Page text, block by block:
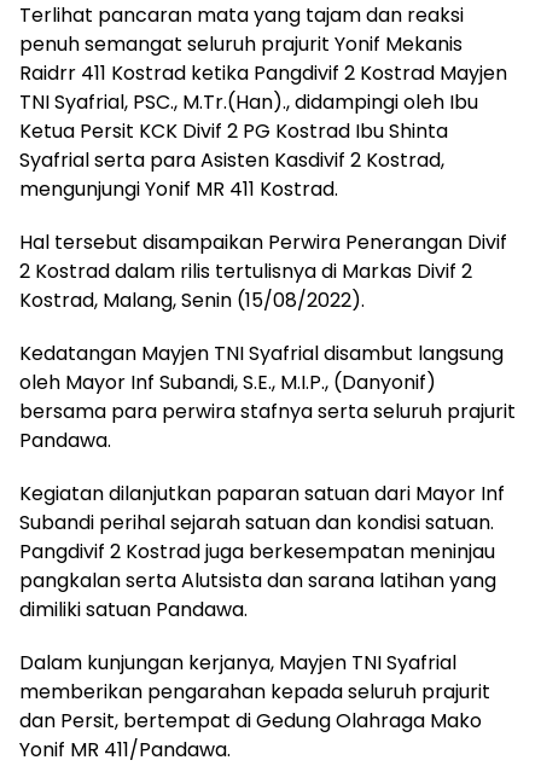
Terlihat pancaran mata yang tajam dan reaksi
penuh semangat seluruh prajurit Yonif Mekanis
Raidrr 411 Kostrad ketika Pangdivif 2 Kostrad Mayjen
TNI Syafrial, PSC., M.Tr.(Han)., didampingi oleh Ibu
Ketua Persit KCK Divif 2 PG Kostrad Ibu Shinta
Syafrial serta para Asisten Kasdivif 2 Kostrad,
mengunjungi Yonif MR 411 Kostrad.
Hal tersebut disampaikan Perwira Penerangan Divif
2 Kostrad dalam rilis tertulisnya di Markas Divif 2
Kostrad, Malang, Senin (15/08/2022).
Kedatangan Mayjen TNI Syafrial disambut langsung
oleh Mayor Inf Subandi, S.E., M.I.P., (Danyonif)
bersama para perwira stafnya serta seluruh prajurit
Pandawa.
Kegiatan dilanjutkan paparan satuan dari Mayor Inf
Subandi perihal sejarah satuan dan kondisi satuan.
Pangdivif 2 Kostrad juga berkesempatan meninjau
pangkalan serta Alutsista dan sarana latihan yang
dimiliki satuan Pandawa.
Dalam kunjungan kerjanya, Mayjen TNI Syafrial
memberikan pengarahan kepada seluruh prajurit
dan Persit, bertempat di Gedung Olahraga Mako
Yonif MR 411/Pandawa.